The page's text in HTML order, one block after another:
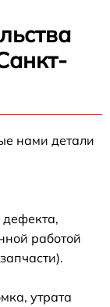
нами детали
работой
утрата